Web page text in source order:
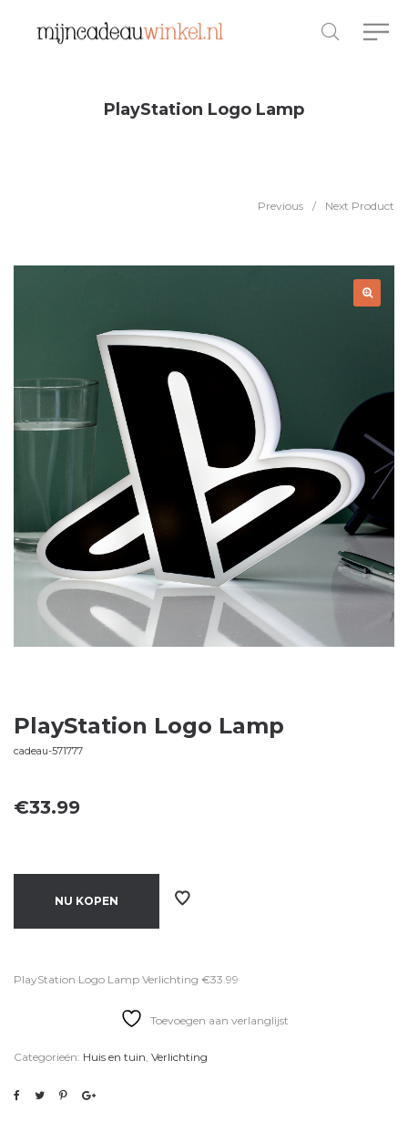
PlayStation Logo Lamp
Previous / Next Product
PlayStation Logo Lamp
cadeau-571777
€33.99
NU KOPEN
PlayStation Logo Lamp Verlichting €33.99
Toevoegen aan verlanglijst
Categorieën: Huis en tuin, Verlichting